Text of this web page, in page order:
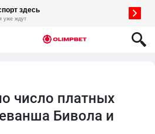
число платных
Бивола и